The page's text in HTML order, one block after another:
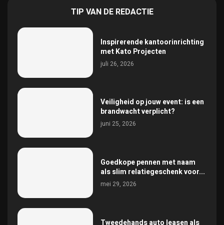
TIP VAN DE REDACTIE
Inspirerende kantoorinrichting
met Kato Projecten
juli 26, 2026
Veiligheid op jouw event: is een
brandwacht verplicht?
juni 25, 2026
Goedkope pennen met naam
als slim relatiegeschenk voor...
mei 29, 2026
Tweedehands auto leasen als